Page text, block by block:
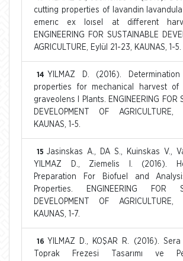
cutting properties of lavandin lavandula
emerıc ex loısel at different
ENGINEERING FOR SUSTAINABLE
AGRICULTURE, Eylül 21-23, KAUNAS, 1-5.
14 YILMAZ D. (2016).
properties for mechanical harvest of
graveolens l Plants. ENGINEERING FOR
DEVELOPMENT OF
KAUNAS, 1-5.
15 Jasinskas A., DA S., Kuinskas V.,
YILMAZ D., Ziemelis I. (2016).
Preparation For Biofuel and
Properties. ENGINEERING FOR
DEVELOPMENT OF
KAUNAS, 1-7.
16 YILMAZ D., KOŞAR R. (2016).
Toprak Frezesi Tasarımı ve